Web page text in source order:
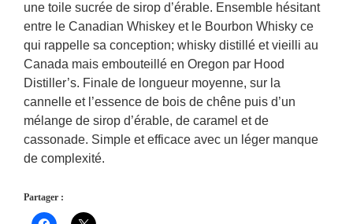
une toile sucrée de sirop d’érable. Ensemble hésitant
entre le Canadian Whiskey et le Bourbon Whisky ce
qui rappelle sa conception; whisky distillé et vieilli au
Canada mais embouteillé en Oregon par Hood
Distiller’s. Finale de longueur moyenne, sur la
cannelle et l’essence de bois de chêne puis d’un
mélange de sirop d’érable, de caramel et de
cassonade. Simple et efficace avec un léger manque
de complexité.
Partager :